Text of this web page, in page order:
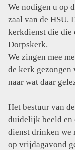
We nodigen u op
zaal van de HSU.
kerkdienst die die
Dorpskerk.
We zingen mee
de kerk gezongen
naar wat daar
Het bestuur van
duidelijk beeld en
dienst drinken we
op vrijdagavond